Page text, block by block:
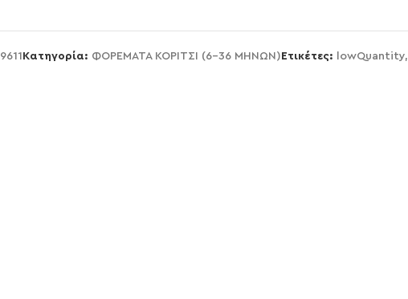
9611 Κατηγορία: ΦΟΡΕΜΑΤΑ ΚΟΡΙΤΣΙ (6-36 ΜΗΝΩΝ) Ετικέτες: lowQuantity,